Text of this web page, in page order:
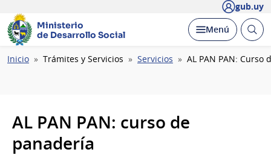
gub.uy
Ministerio
de Desarrollo Social
Desplegar
Menú Abrir
Ruta
Inicio Trámites y Servicios Servicios AL PAN PAN: Curso
AL PAN PAN: curso de
panadería